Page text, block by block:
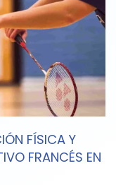
FÍSICA Y
FRANCÉS EN